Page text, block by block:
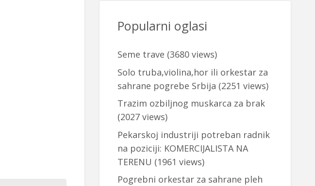
Popularni oglasi
Seme trave (3680 views)
Solo truba,violina,hor ili orkestar za
sahrane pogrebe Srbija (2251 views)
Trazim ozbiljnog muskarca za brak
(2027 views)
Pekarskoj industriji potreban radnik
na poziciji: KOMERCIJALISTA NA
TERENU (1961 views)
Pogrebni orkestar za sahrane pleh